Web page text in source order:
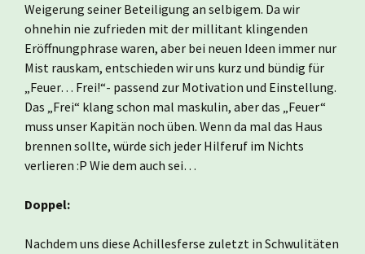
Weigerung seiner Beteiligung an selbigem. Da wir
ohnehin nie zufrieden mit der millitant klingenden
Eröffnungphrase waren, aber bei neuen Ideen immer nur
Mist rauskam, entschieden wir uns kurz und bündig für
„Feuer… Frei!“- passend zur Motivation und Einstellung.
Das „Frei“ klang schon mal maskulin, aber das „Feuer“
muss unser Kapitän noch üben. Wenn da mal das Haus
brennen sollte, würde sich jeder Hilferuf im Nichts
verlieren :P Wie dem auch sei…
Doppel:
Nachdem uns diese Achillesferse zuletzt in Schwulitäten